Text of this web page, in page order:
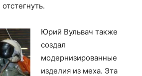
Юрий Вульвач также
создал
модернизированные
изделия из меха. Эта